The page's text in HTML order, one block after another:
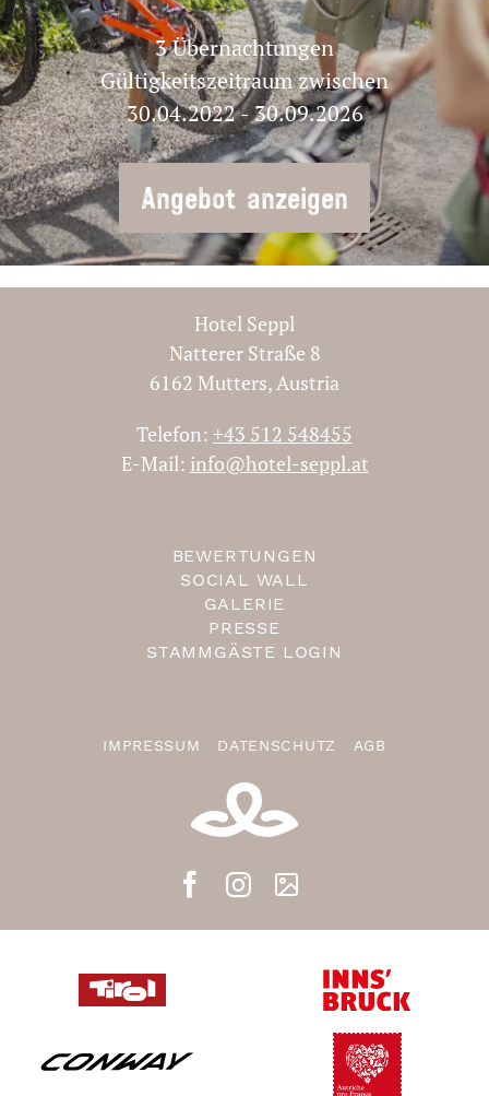
3 Übernachtungen
Gültigkeitszeitraum zwischen
30.04.2022 - 30.09.2026
Angebot anzeigen
BEWERTUNGEN
SOCIAL WALL
GALERIE
PRESSE
STAMMGÄSTE LOGIN
Hotel Seppl
Natterer Straße 8
6162 Mutters, Austria
Telefon: +43 512 548455
E-Mail: info@hotel-seppl.at
IMPRESSUM DATENSCHUTZ AGB